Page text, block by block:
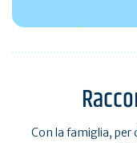
Con la famiglia, per